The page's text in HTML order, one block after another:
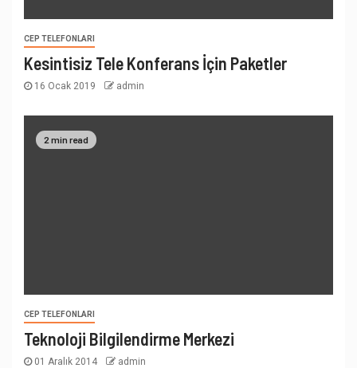
CEP TELEFONLARI
Kesintisiz Tele Konferans İçin Paketler
16 Ocak 2019 admin
2 min read
CEP TELEFONLARI
Teknoloji Bilgilendirme Merkezi
01 Aralık 2014 admin